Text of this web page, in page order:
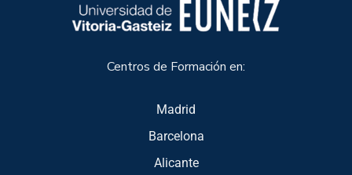
Centros de Formación en:
Madrid
Barcelona
Alicante